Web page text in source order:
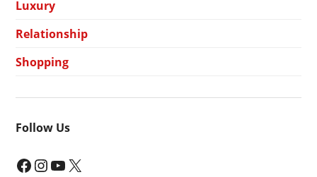
Luxury
Relationship
Shopping
Follow Us
Facebook InstagramYouTube X